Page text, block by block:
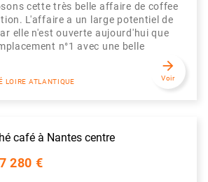
cette très belle affaire de coffee
L'affaire a un large potentiel de
elle n'est ouverte aujourd'hui que
n°1 avec une belle
LOIRE ATLANTIQUE
arrow_forward
Voir
café à Nantes centre
280 €